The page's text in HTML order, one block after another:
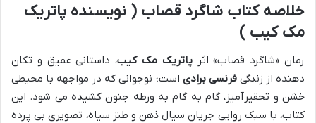
خلاصه کتاب شاگرد قصاب ( نویسنده پاتریک
مک کیب )
رمان «شاگرد قصاب» اثرپاتریک مک کیب، داستانی عمیق و تکان
دهنده از زندگیفرنسی برادی است؛ نوجوانی که در مواجهه با محیطی
خشن و تحقیرآمیز، گام به گام به ورطه جنون کشیده می شود. این
کتاب، با سبک روایی جریان سیال ذهن و طنز سیاه، تصویری بی پرده